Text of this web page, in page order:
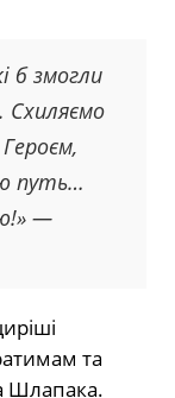
б змогли
Схиляємо
путь…
—
та
Шлапака.